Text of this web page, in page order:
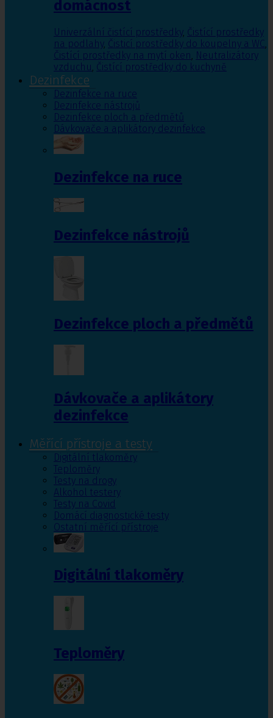
domácnost
Univerzální čistící prostředky, Čistící prostředky
na podlahy, Čisticí prostředky do koupelny a WC,
Čistící prostředky na mytí oken, Neutralizátory
vzduchu, Čistící prostředky do kuchyně
Dezinfekce
Dezinfekce na ruce
Dezinfekce nástrojů
Dezinfekce ploch a předmětů
Dávkovače a aplikátory dezinfekce
Dezinfekce na ruce
Dezinfekce nástrojů
Dezinfekce ploch a předmětů
Dávkovače a aplikátory
dezinfekce
Měřící přístroje a testy
Digitální tlakoměry
Teploměry
Testy na drogy
Alkohol testery
Testy na Covid
Domácí diagnostické testy
Ostatní měřící přístroje
Digitální tlakoměry
Teploměry